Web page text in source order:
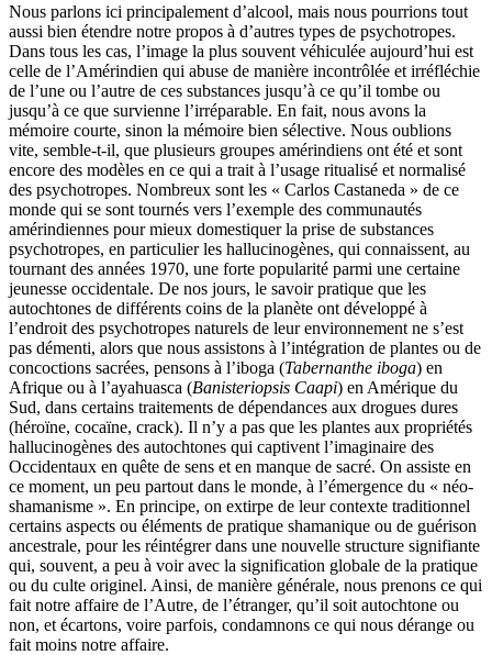
Nous parlons ici principalement d’alcool, mais nous pourrions tout
aussi bien étendre notre propos à d’autres types de psychotropes.
Dans tous les cas, l’image la plus souvent véhiculée aujourd’hui est
celle de l’Amérindien qui abuse de manière incontrôlée et irréfléchie
de l’une ou l’autre de ces substances jusqu’à ce qu’il tombe ou
jusqu’à ce que survienne l’irréparable. En fait, nous avons la
mémoire courte, sinon la mémoire bien sélective. Nous oublions
vite, semble-t-il, que plusieurs groupes amérindiens ont été et sont
encore des modèles en ce qui a trait à l’usage ritualisé et normalisé
des psychotropes. Nombreux sont les « Carlos Castaneda » de ce
monde qui se sont tournés vers l’exemple des communautés
amérindiennes pour mieux domestiquer la prise de substances
psychotropes, en particulier les hallucinogènes, qui connaissent, au
tournant des années 1970, une forte popularité parmi une certaine
jeunesse occidentale. De nos jours, le savoir pratique que les
autochtones de différents coins de la planète ont développé à
l’endroit des psychotropes naturels de leur environnement ne s’est
pas démenti, alors que nous assistons à l’intégration de plantes ou de
concoctions sacrées, pensons à l’iboga (Tabernanthe iboga) en
Afrique ou à l’ayahuasca (Banisteriopsis Caapi) en Amérique du
Sud, dans certains traitements de dépendances aux drogues dures
(héroïne, cocaïne, crack). Il n’y a pas que les plantes aux propriétés
hallucinogènes des autochtones qui captivent l’imaginaire des
Occidentaux en quête de sens et en manque de sacré. On assiste en
ce moment, un peu partout dans le monde, à l’émergence du « néo-
shamanisme ». En principe, on extirpe de leur contexte traditionnel
certains aspects ou éléments de pratique shamanique ou de guérison
ancestrale, pour les réintégrer dans une nouvelle structure signifiante
qui, souvent, a peu à voir avec la signification globale de la pratique
ou du culte originel. Ainsi, de manière générale, nous prenons ce qui
fait notre affaire de l’Autre, de l’étranger, qu’il soit autochtone ou
non, et écartons, voire parfois, condamnons ce qui nous dérange ou
fait moins notre affaire.